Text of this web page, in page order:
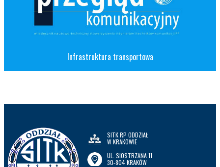
Infrastruktura transportowa
SITK RP ODDZIAŁ
W KRAKOWIE
UL. SIOSTRZANA 11
30-804 KRAKÓW